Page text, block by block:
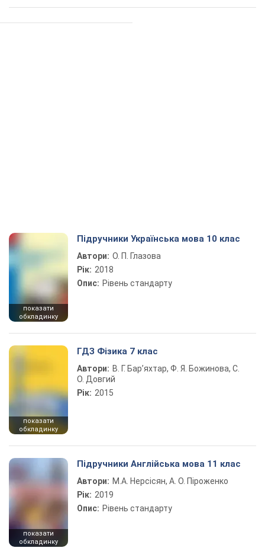
показати
обкладинку
Підручники Українська мова 10 клас
Автори: О. П. Глазова
Рік: 2018
Опис: Рівень стандарту
показати
обкладинку
ГДЗ Фізика 7 клас
Автори: В. Г. Бар’яхтар, Ф. Я. Божинова, С.
О. Довгий
Рік: 2015
показати
обкладинку
Підручники Англійська мова 11 клас
Автори: М.А. Нерсісян, А. О. Піроженко
Рік: 2019
Опис: Рівень стандарту